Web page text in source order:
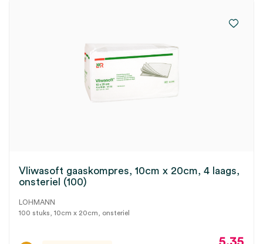
Vliwasoft gaaskompres, 10cm x 20cm, 4 laags,
onsteriel (100)
LOHMANN
100 stuks, 10cm x 20cm, onsteriel